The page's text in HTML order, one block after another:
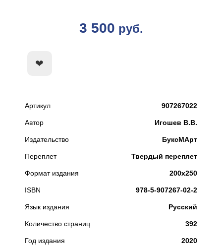
3 500 руб.
Артикул 907267022
Автор Игошев В.В.
Издательство БуксМАрт
Переплет Твердый переплет
Формат издания 200х250
ISBN 978-5-907267-02-2
Язык издания Русский
Количество страниц 392
Год издания 2020